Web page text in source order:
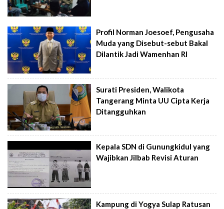
Profil Norman Joesoef, Pengusaha
Muda yang Disebut-sebut Bakal
Dilantik Jadi Wamenhan RI
Surati Presiden, Walikota
Tangerang Minta UU Cipta Kerja
Ditangguhkan
Kepala SDN di Gunungkidul yang
Wajibkan Jilbab Revisi Aturan
Kampung di Yogya Sulap Ratusan